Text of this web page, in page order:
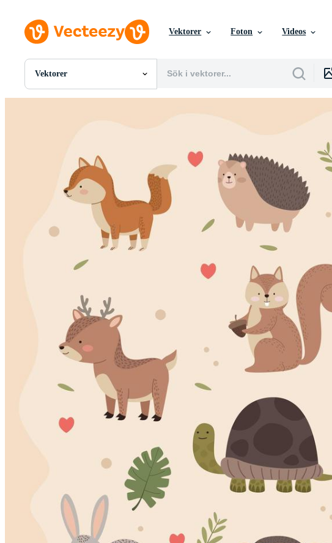
Vektorer Foton Videos
Vektorer
Alla Bilder
Vektorer
Videor
Rörlig grafik
Redaktionella Bilder
Redaktionella Evenemang